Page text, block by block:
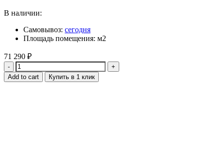
В наличии:
Самовывоз: сегодня
Площадь помещения: м2
71 290 ₽
Quantity
Add to cart Купить в 1 клик